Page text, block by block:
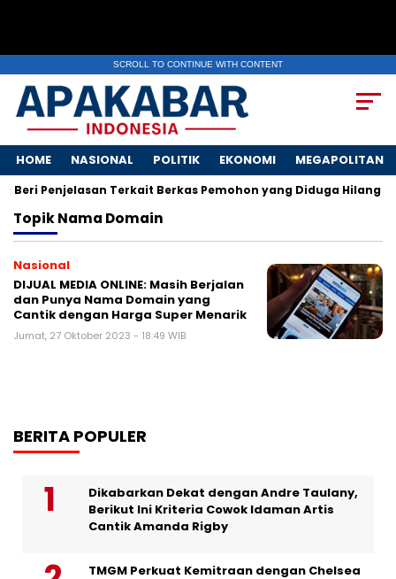
SCROLL TO CONTINUE WITH CONTENT
HOME NASIONAL POLITIK EKONOMI MEGAPOLITAN
Penjelasan Terkait Berkas Pemohon yang Diduga Hilang
TopikNama Domain
Nasional
DIJUAL MEDIA ONLINE: Masih Berjalan
dan Punya Nama Domain yang
Cantik dengan Harga Super Menarik
Jumat, 27 Oktober 2023 - 18:49 WIB
BERITA POPULER
Dikabarkan Dekat dengan Andre Taulany,
Berikut Ini Kriteria Cowok Idaman Artis
Cantik Amanda Rigby
TMGM Perkuat Kemitraan dengan Chelsea